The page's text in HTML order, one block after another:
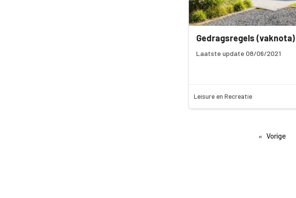
Gedragsregels (vaknota)
Laatste update 08/06/2021
Leisure en Recreatie
Vorige